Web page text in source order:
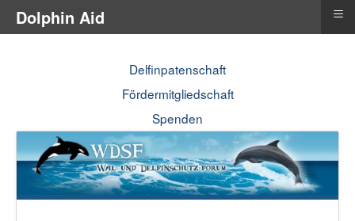
Delfinpatenschaft
Fördermitgliedschaft
Spenden
Dolphin Aid ≡